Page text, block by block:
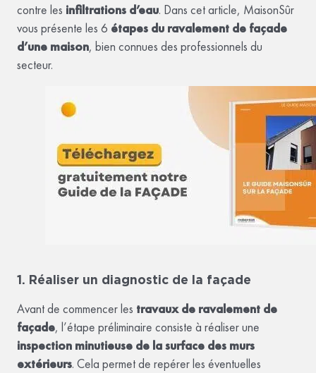
contre les infiltrations d’eau. Dans cet article, MaisonSûr
vous présente les 6 étapes du ravalement de façade
d’une maison, bien connues des professionnels du
secteur.
1. Réaliser un diagnostic de la façade
Avant de commencer les travaux de ravalement de
façade, l’étape préliminaire consiste à réaliser une
inspection minutieuse de la surface des murs
extérieurs. Cela permet de repérer les éventuelles